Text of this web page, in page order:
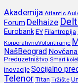
Akademija Atlantic
Forum Delhaize
EurobankEY Filantropija
KorporativnoVolontiranje
NašBeograd
Preduzetništvo Smart
inovacijeSocijalno
TelenorTitan Tržište